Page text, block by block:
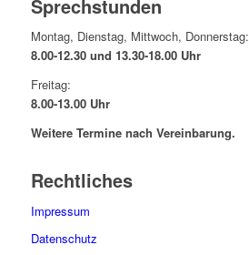
Sprechstunden
Montag, Dienstag, Mittwoch, Donnerstag:
8.00-12.30 und 13.30-18.00 Uhr
Freitag:
8.00-13.00 Uhr
Weitere Termine nach Vereinbarung.
Rechtliches
Impressum
Datenschutz